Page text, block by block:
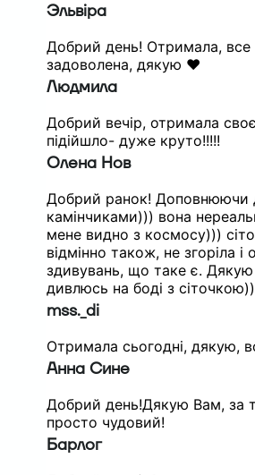
Эльвіра
Добрий день! Отримала, все
задоволена, дякую ❤️
Людмила
Добрий вечір, отримала
підійшло- дуже круто!!!!!
Олена Нов
Добрий ранок! Доповнюючи
камінчиками))) вона
мене видно з космосу)))
відмінно також, не згоріла
здивувань, що таке є.
дивлюсь на боді з
mss._di
Отримала сьогодні, дякую,
Анна Сине
Добрий день!Дякую Вам, за
просто чудовий!
Барлог